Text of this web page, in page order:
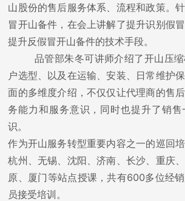
山股份的售后服务体系、流程和政策。
冒开山备件，在会上讲解了提升识别假
提升反假冒开山备件的技术手段。
品管部朱冬可讲师介绍了开山压缩
户选型、以及在运输、安装、日常维护
面的多维度介绍，不仅仅让代理商的售
务能力和服务意识，同时也提升了销
识。
作为开山服务转型重要内容之一的巡回
杭州、无锡、沈阳、济南、长沙、重庆
原、厦门等站点授课，共有600多位经
员接受培训。